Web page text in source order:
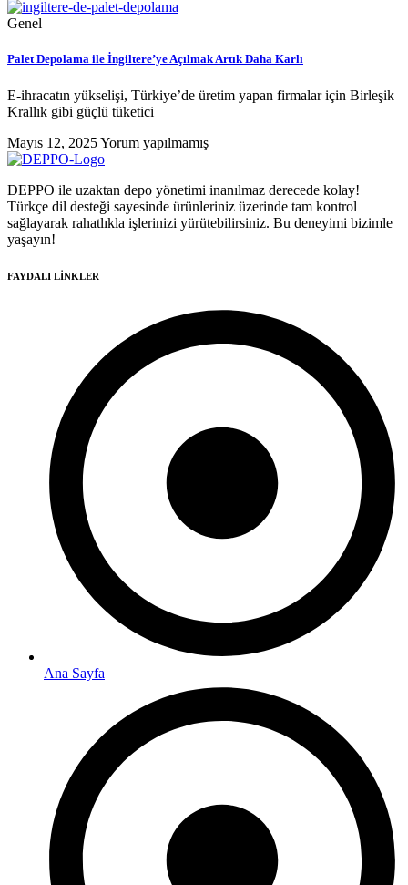
Genel
Palet Depolama ile İngiltere’ye Açılmak Artık Daha Karlı
E-ihracatın yükselişi, Türkiye’de üretim yapan firmalar için Birleşik
Krallık gibi güçlü tüketici
Mayıs 12, 2025Yorum yapılmamış
DEPPO ile uzaktan depo yönetimi inanılmaz derecede kolay!
Türkçe dil desteği sayesinde ürünleriniz üzerinde tam kontrol
sağlayarak rahatlıkla işlerinizi yürütebilirsiniz. Bu deneyimi bizimle
yaşayın!
FAYDALI LİNKLER
Ana Sayfa